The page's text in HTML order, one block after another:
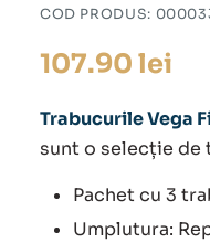
COD PRODUS:
107.90 lei
Trabucurile Vega
sunt o selecție de
Pachet cu 3
Umplutura: